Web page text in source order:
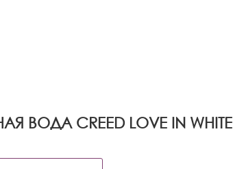
CREED LOVE IN WHITE